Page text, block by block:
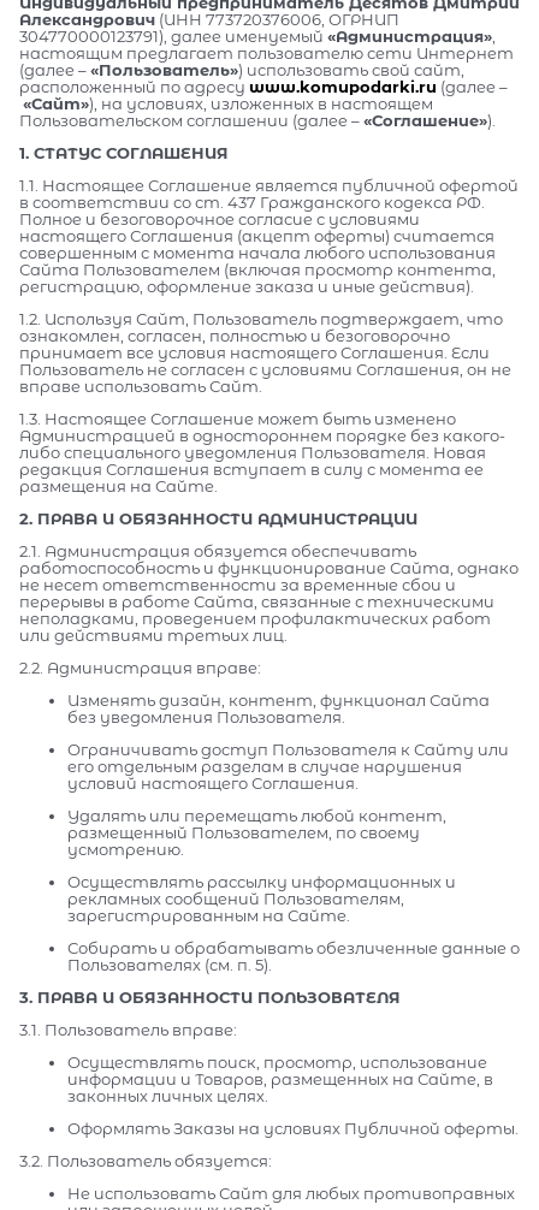
Александрович (ИНН 773720376006, ОГРНИП
304770000123791), далее именуемый «Администрация»
настоящим предлагает пользователю сети Интернет
(далее –«Пользователь») использовать свой сайт,
расположенный по адресу www.komupodarki.ru (далее –
«Сайт»), на условиях, изложенных в настоящем
Пользовательском соглашении (далее –«Соглашение»).
1. СТАТУС СОГЛАШЕНИЯ
1.1. Настоящее Соглашение является публичной офертой
в соответствии со ст. 437 Гражданского кодекса РФ.
Полное и безоговорочное согласие с условиями
настоящего Соглашения (акцепт оферты) считается
совершенным с момента начала любого использования
Сайта Пользователем (включая просмотр контента,
регистрацию, оформление заказа и иные действия).
1.2. Используя Сайт, Пользователь подтверждает, что
ознакомлен, согласен, полностью и безоговорочно
принимает все условия настоящего Соглашения. Если
Пользователь не согласен с условиями Соглашения, он не
вправе использовать Сайт.
1.3. Настоящее Соглашение может быть изменено
Администрацией в одностороннем порядке без какого-
либо специального уведомления Пользователя. Новая
редакция Соглашения вступает в силу с момента ее
размещения на Сайте.
2. ПРАВА И ОБЯЗАННОСТИ АДМИНИСТРАЦИИ
2.1. Администрация обязуется обеспечивать
работоспособность и функционирование Сайта, однако
не несет ответственности за временные сбои и
перерывы в работе Сайта, связанные с техническими
неполадками, проведением профилактических работ
или действиями третьих лиц.
2.2. Администрация вправе:
Изменять дизайн, контент, функционал Сайта
без уведомления Пользователя.
Ограничивать доступ Пользователя к Сайту или
его отдельным разделам в случае нарушения
условий настоящего Соглашения.
Удалять или перемещать любой контент,
размещенный Пользователем, по своему
усмотрению.
Осуществлять рассылку информационных и
рекламных сообщений Пользователям,
зарегистрированным на Сайте.
Собирать и обрабатывать обезличенные данные о
Пользователях (см. п. 5).
3. ПРАВА И ОБЯЗАННОСТИ ПОЛЬЗОВАТЕЛЯ
3.1. Пользователь вправе:
Осуществлять поиск, просмотр, использование
информации и Товаров, размещенных на Сайте, в
законных личных целях.
Оформлять Заказы на условиях Публичной оферты.
3.2. Пользователь обязуется:
Не использовать Сайт для любых противоправных